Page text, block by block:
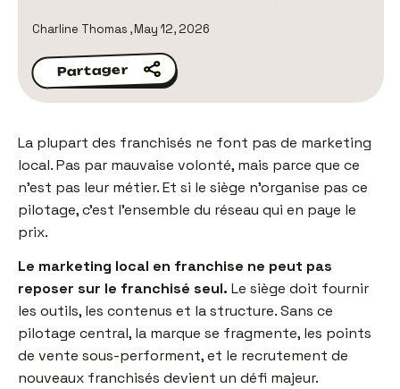
Charline Thomas ,May 12, 2026
Partager
Partager
La plupart des franchisés ne font pas de marketing
local. Pas par mauvaise volonté, mais parce que ce
n'est pas leur métier. Et si le siège n'organise pas ce
pilotage, c'est l'ensemble du réseau qui en paye le
prix.
Le marketing local en franchise ne peut pas
reposer sur le franchisé seul. Le siège doit fournir
les outils, les contenus et la structure. Sans ce
pilotage central, la marque se fragmente, les points
de vente sous-performent, et le recrutement de
nouveaux franchisés devient un défi majeur.